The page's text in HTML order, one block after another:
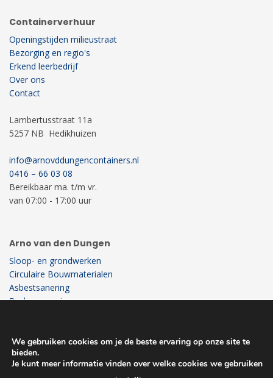
Containerverhuur
Openingstijden milieustraat
Bezorging en regio's
Erkend leerbedrijf
Over ons
Contact
Lambertusstraat 11a
5257 NB Hedikhuizen
info@arnovddungencontainers.nl
0416 – 66 03 08
Bereikbaar ma. t/m vr.
van 07:00 - 17:00 uur
Arno van den Dungen
Sloop- en grondwerken
Circulaire Bouwmaterialen
Asbestsanering
Bodemsanering
We gebruiken cookies om je de beste ervaring op onze site te
bieden.
Je kunt meer informatie vinden over welke cookies we gebruiken